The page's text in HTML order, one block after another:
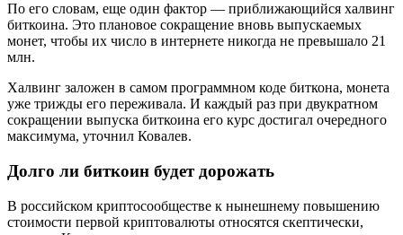
По его словам, еще один фактор — приближающийся халвинг
биткоина. Это плановое сокращение вновь выпускаемых
монет, чтобы их число в интернете никогда не превышало 21
млн.
Халвинг заложен в самом программном коде биткона, монета
уже трижды его переживала. И каждый раз при двукратном
сокращении выпуска биткоина его курс достигал очередного
максимума, уточнил Ковалев.
Долго ли биткоин будет дорожать
В российском криптосообществе к нынешнему повышению
стоимости первой криптовалюты относятся скептически,